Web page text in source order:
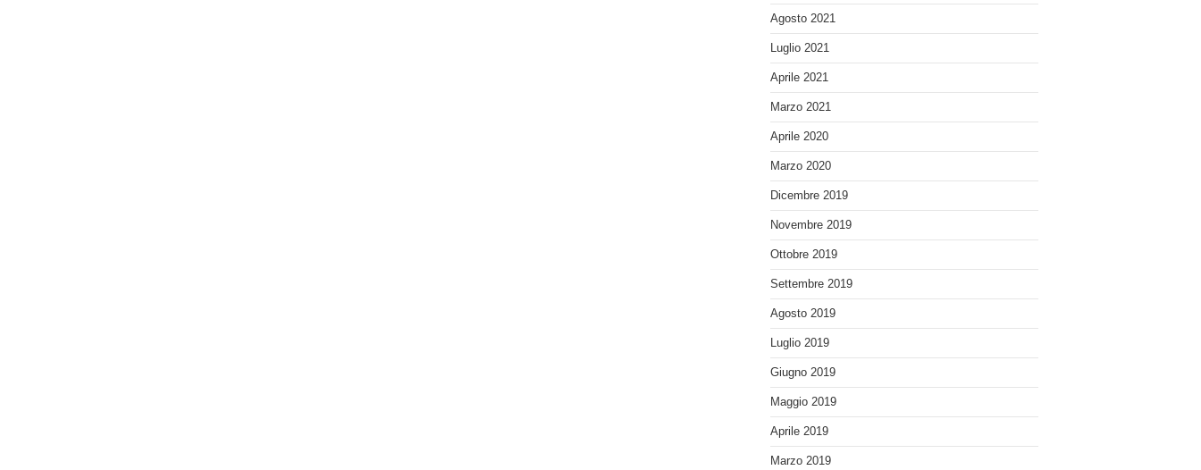
Agosto 2021
Luglio 2021
Aprile 2021
Marzo 2021
Aprile 2020
Marzo 2020
Dicembre 2019
Novembre 2019
Ottobre 2019
Settembre 2019
Agosto 2019
Luglio 2019
Giugno 2019
Maggio 2019
Aprile 2019
Marzo 2019